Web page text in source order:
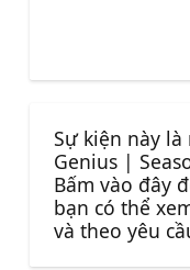
Sự kiện này
Genius |
Bấm vào đây
bạn có thể
và theo yêu